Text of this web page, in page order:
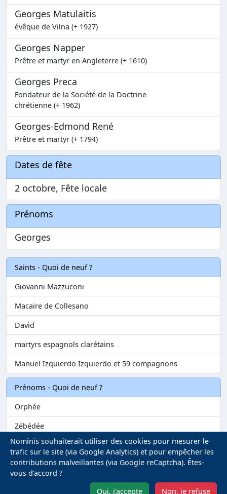
Georges Matulaitis
évêque de Vilna (+ 1927)
Georges Napper
Prêtre et martyr en Angleterre (+ 1610)
Georges Preca
Fondateur de la Société de la Doctrine
chrétienne (+ 1962)
Georges-Edmond René
Prêtre et martyr (+ 1794)
Dates de fête
2 octobre, Fête locale
Prénoms
Georges
Saints - Quoi de neuf ?
Giovanni Mazzuconi
Macaire de Collesano
David
martyrs espagnols clarétains
Manuel Izquierdo Izquierdo et 59 compagnons
Prénoms - Quoi de neuf ?
Orphée
Zébédée
Melvil
Matilin
Nominis souhaiterait utiliser des cookies pour mesurer le
trafic sur le site (via Google Analytics) et pour empêcher les
contributions malveillantes (via Google reCaptcha). Êtes-
vous d'accord ?
Oui, j'accepte
Non, je refuse